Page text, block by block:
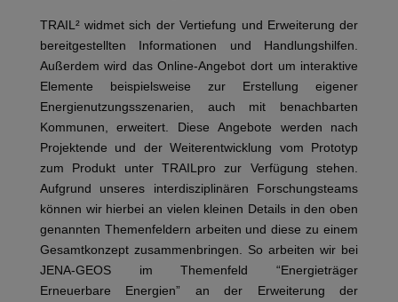
TRAIL² widmet sich der Vertiefung und Erweiterung der
bereitgestellten Informationen und Handlungshilfen.
Außerdem wird das Online-Angebot dort um interaktive
Elemente beispielsweise zur Erstellung eigener
Energienutzungsszenarien, auch mit benachbarten
Kommunen, erweitert. Diese Angebote werden nach
Projektende und der Weiterentwicklung vom Prototyp
zum Produkt unter TRAILpro zur Verfügung stehen.
Aufgrund unseres interdisziplinären Forschungsteams
können wir hierbei an vielen kleinen Details in den oben
genannten Themenfeldern arbeiten und diese zu einem
Gesamtkonzept zusammenbringen. So arbeiten wir bei
JENA-GEOS im Themenfeld “Energieträger
Erneuerbare Energien” an der Erweiterung der